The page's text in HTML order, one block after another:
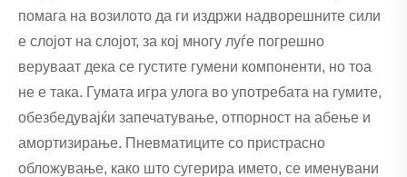
помага на возилото да ги издржи надворешните сили
е слојот на слојот, за кој многу луѓе погрешно
веруваат дека се густите гумени компоненти, но тоа
не е така. Гумата игра улога во употребата на гумите,
обезбедувајќи запечатување, отпорност на абење и
амортизирање. Пневматиците со пристрасно
обложување, како што сугерира името, се именувани